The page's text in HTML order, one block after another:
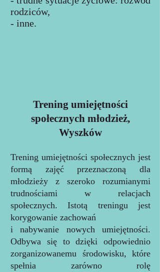
rodziców,
- inne.
Trening umiejętności
społecznych młodzież,
Wyszków
Trening umiejętności społecznych jest
formą zajęć przeznaczoną dla
młodzieży z szeroko rozumianymi
trudnościami w relacjach
społecznych. Istotą treningu jest
korygowanie zachowań
i nabywanie nowych umiejętności.
Odbywa się to dzięki odpowiednio
zorganizowanemu środowisku, które
spełnia zarówno rolę